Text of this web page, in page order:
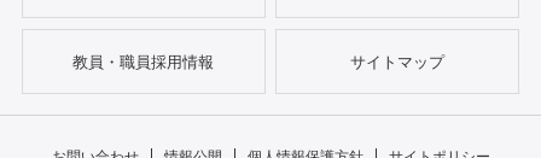
教員・職員採用情報 サイトマップ